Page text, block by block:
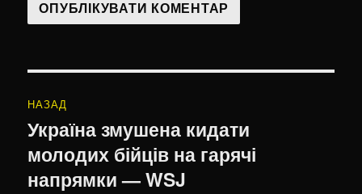
записів
НАЗАД
Попередній
запис:
Україна змушена кидати
молодих бійців на гарячі
напрямки — WSJ